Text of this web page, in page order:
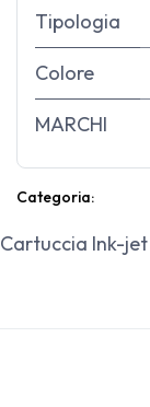
Tipologia
Colore
MARCHI
Categoria:
Cartuccia Ink-